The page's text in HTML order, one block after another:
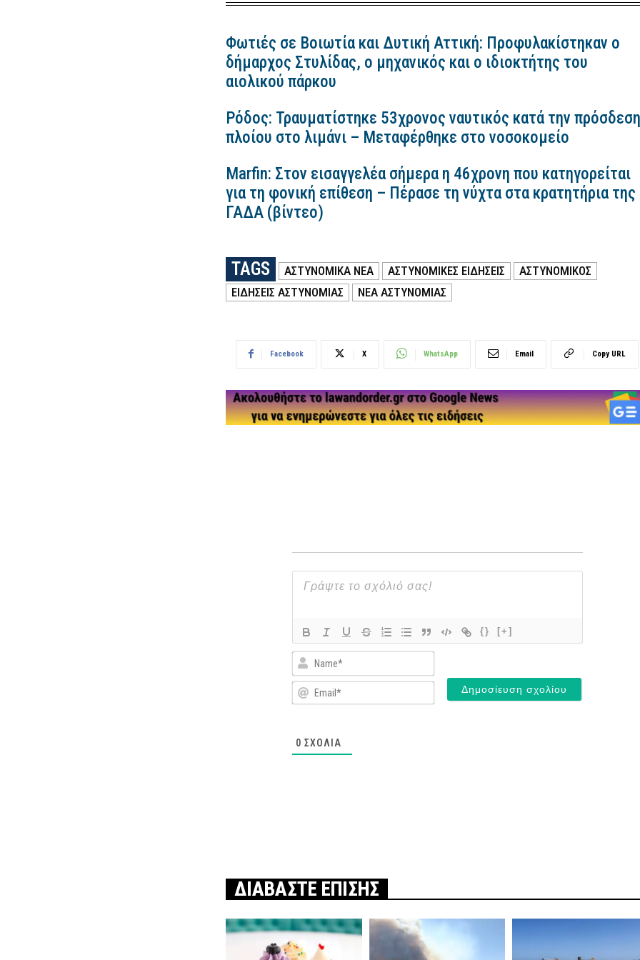
Φωτιές σε Βοιωτία και Δυτική Αττική: Προφυλακίστηκαν ο
δήμαρχος Στυλίδας, ο μηχανικός και ο ιδιοκτήτης του
αιολικού πάρκου
Ρόδος: Τραυματίστηκε 53χρονος ναυτικός κατά την πρόσδεση
πλοίου στο λιμάνι – Μεταφέρθηκε στο νοσοκομείο
Marfin: Στον εισαγγελέα σήμερα η 46χρονη που κατηγορείται
για τη φονική επίθεση – Πέρασε τη νύχτα στα κρατητήρια της
ΓΑΔΑ (βίντεο)
TAGS ΑΣΤΥΝΟΜΙΚΑ ΝΕΑ ΑΣΤΥΝΟΜΙΚΕΣ ΕΙΔΗΣΕΙΣ
ΑΣΤΥΝΟΜΙΚΟΣ
ΕΙΔΗΣΕΙΣ ΑΣΤΥΝΟΜΙΑΣ
ΝΕΑ ΑΣΤΥΝΟΜΙΑΣ
Facebook X WhatsApp Email Copy URL
{} [+]
Name*
Email*
0 ΣΧΌΛΙΑ
ΔΙΑΒΑΣΤΕ ΕΠΙΣΗΣ